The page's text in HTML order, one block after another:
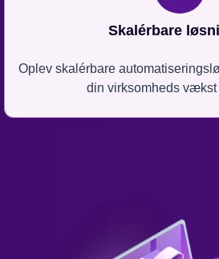
Skalérbare
Oplev skalérbare
din virksomheds vækst